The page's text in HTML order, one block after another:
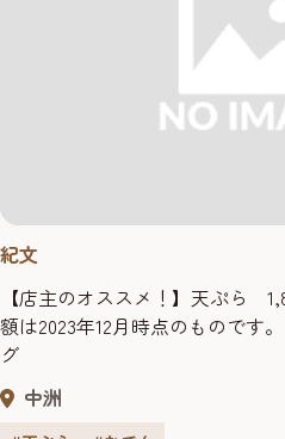
紀文
【店主のオススメ！】天ぷら
額は2023年12月時点のものです
グ
中洲